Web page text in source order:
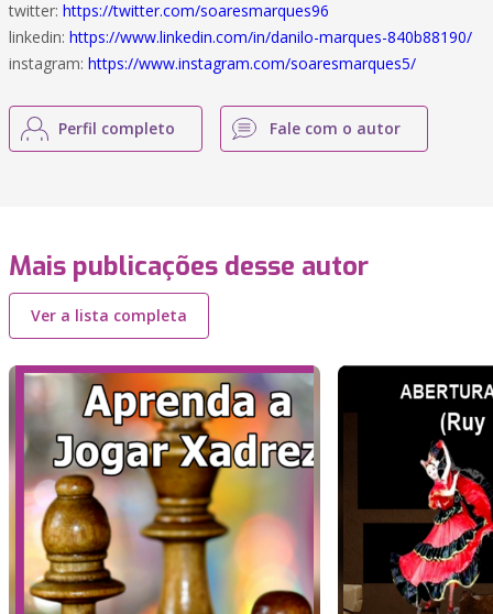
twitter: https://twitter.com/soaresmarques96
linkedin: https://www.linkedin.com/in/danilo-marques-840b88190/
instagram: https://www.instagram.com/soaresmarques5/
Perfil completo Fale com o autor
Mais publicações desse autor
Ver a lista completa